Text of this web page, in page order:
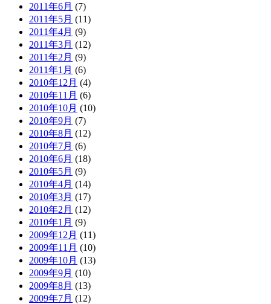
2011年6月 (7)
2011年5月 (11)
2011年4月 (9)
2011年3月 (12)
2011年2月 (9)
2011年1月 (6)
2010年12月 (4)
2010年11月 (6)
2010年10月 (10)
2010年9月 (7)
2010年8月 (12)
2010年7月 (6)
2010年6月 (18)
2010年5月 (9)
2010年4月 (14)
2010年3月 (17)
2010年2月 (12)
2010年1月 (9)
2009年12月 (11)
2009年11月 (10)
2009年10月 (13)
2009年9月 (10)
2009年8月 (13)
2009年7月 (12)